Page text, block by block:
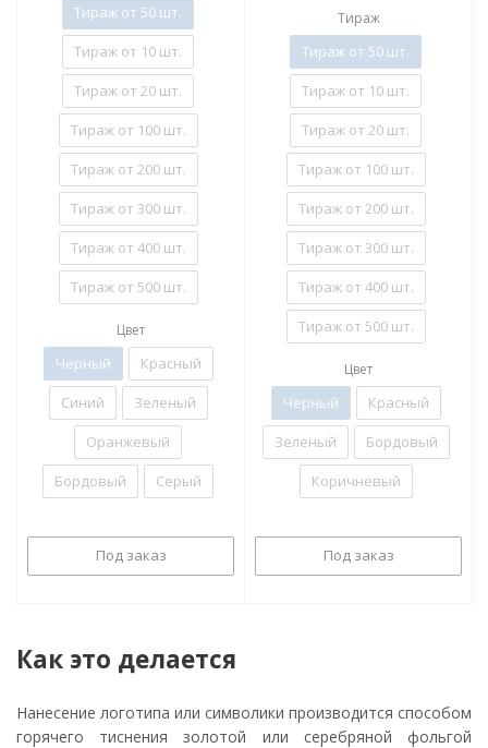
Тираж от 50 шт.
Тираж от 10 шт.
Тираж от 20 шт.
Тираж от 100 шт.
Тираж от 200 шт.
Тираж от 300 шт.
Тираж от 400 шт.
Тираж от 500 шт.
Цвет
Черный
Красный
Синий
Зеленый
Оранжевый
Бордовый
Серый
Под заказ
Тираж
Тираж от 50 шт.
Тираж от 10 шт.
Тираж от 20 шт.
Тираж от 100 шт.
Тираж от 200 шт.
Тираж от 300 шт.
Тираж от 400 шт.
Тираж от 500 шт.
Цвет
Черный
Красный
Зеленый
Бордовый
Коричневый
Под заказ
Как это делается
Нанесение логотипа или символики производится способом
горячего тиснения золотой или серебряной фольгой